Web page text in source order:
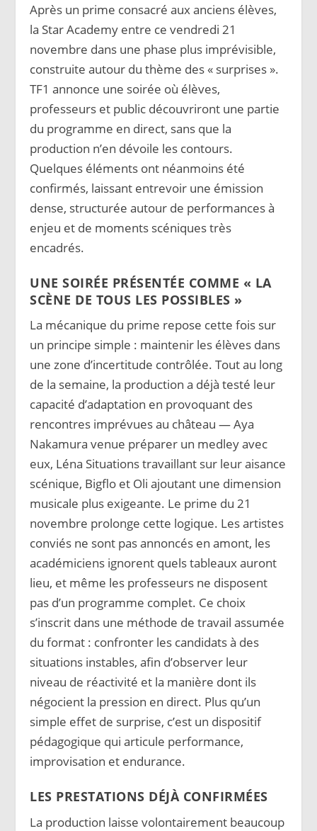
Après un prime consacré aux anciens élèves,
la Star Academy entre ce vendredi 21
novembre dans une phase plus imprévisible,
construite autour du thème des « surprises ».
TF1 annonce une soirée où élèves,
professeurs et public découvriront une partie
du programme en direct, sans que la
production n’en dévoile les contours.
Quelques éléments ont néanmoins été
confirmés, laissant entrevoir une émission
dense, structurée autour de performances à
enjeu et de moments scéniques très
encadrés.
UNE SOIRÉE PRÉSENTÉE COMME « LA
SCÈNE DE TOUS LES POSSIBLES »
La mécanique du prime repose cette fois sur
un principe simple : maintenir les élèves dans
une zone d’incertitude contrôlée. Tout au long
de la semaine, la production a déjà testé leur
capacité d’adaptation en provoquant des
rencontres imprévues au château — Aya
Nakamura venue préparer un medley avec
eux, Léna Situations travaillant sur leur aisance
scénique, Bigflo et Oli ajoutant une dimension
musicale plus exigeante. Le prime du 21
novembre prolonge cette logique. Les artistes
conviés ne sont pas annoncés en amont, les
académiciens ignorent quels tableaux auront
lieu, et même les professeurs ne disposent
pas d’un programme complet. Ce choix
s’inscrit dans une méthode de travail assumée
du format : confronter les candidats à des
situations instables, afin d’observer leur
niveau de réactivité et la manière dont ils
négocient la pression en direct. Plus qu’un
simple effet de surprise, c’est un dispositif
pédagogique qui articule performance,
improvisation et endurance.
LES PRESTATIONS DÉJÀ CONFIRMÉES
La production laisse volontairement beaucoup